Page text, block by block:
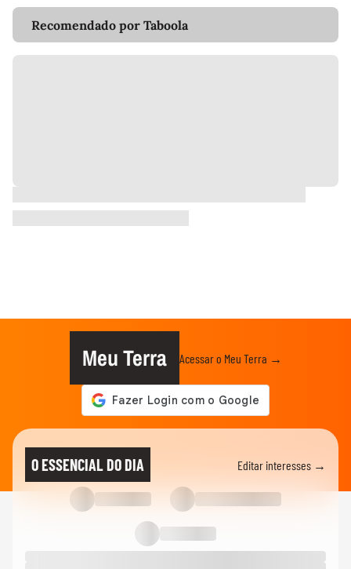
Recomendado por Taboola
Meu Terra Acessar o Meu Terra →
O ESSENCIAL DO DIA Editar interesses →